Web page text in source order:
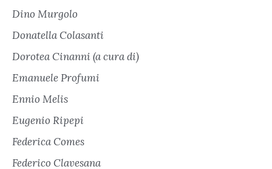
Dino Murgolo
Donatella Colasanti
Dorotea Cinanni (a cura di)
Emanuele Profumi
Ennio Melis
Eugenio Ripepi
Federica Comes
Federico Clavesana